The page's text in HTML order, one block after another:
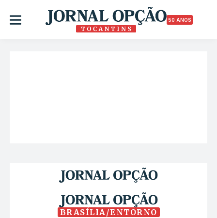
50 ANOS
BRASÍLIA/ENTORNO